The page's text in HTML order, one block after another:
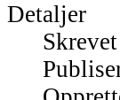
Detaljer